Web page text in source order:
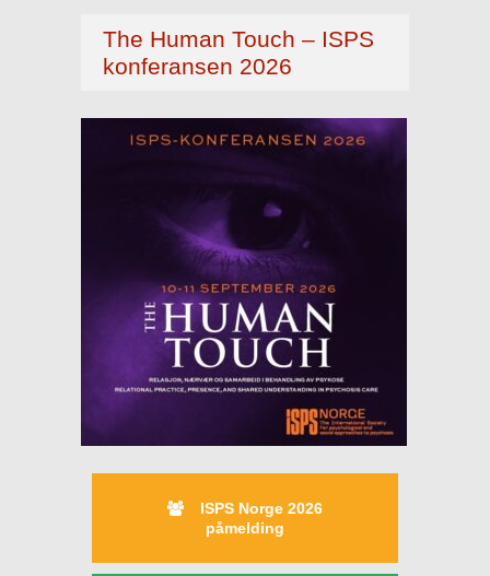
The Human Touch – ISPS
konferansen 2026
ISPS Norge 2026
påmelding